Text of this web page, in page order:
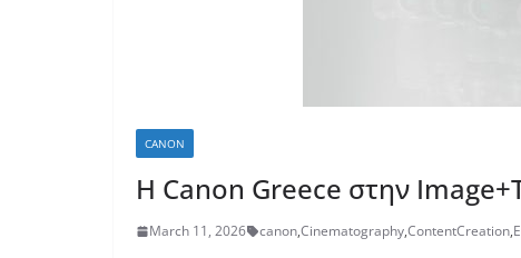
CANON
H Canon Greece στην
March 11, 2026 canon,Cinematography,ContentCreation,